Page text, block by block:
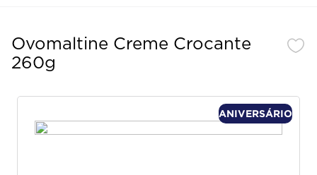
Ovomaltine Creme Crocante
260g
ANIVERSÁRIO